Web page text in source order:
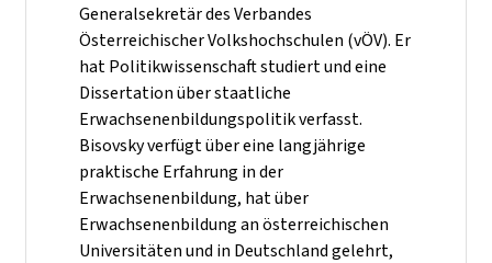
Generalsekretär des Verbandes
Österreichischer Volkshochschulen (vÖV). Er
hat Politikwissenschaft studiert und eine
Dissertation über staatliche
Erwachsenenbildungspolitik verfasst.
Bisovsky verfügt über eine langjährige
praktische Erfahrung in der
Erwachsenenbildung, hat über
Erwachsenenbildung an österreichischen
Universitäten und in Deutschland gelehrt,